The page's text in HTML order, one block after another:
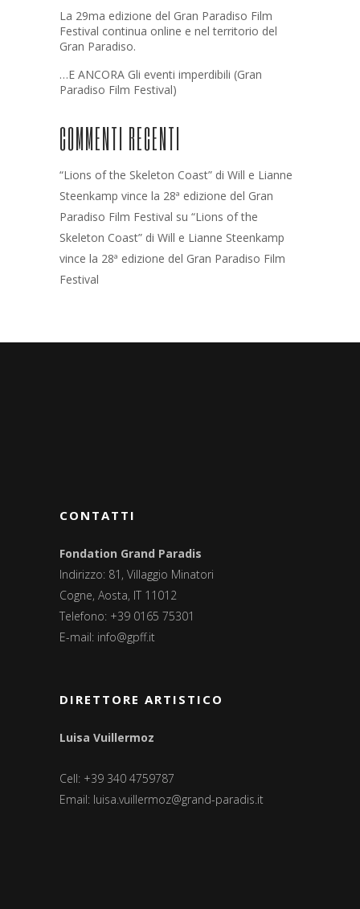
La 29ma edizione del Gran Paradiso Film
Festival continua online e nel territorio del
Gran Paradiso.
…E ANCORA Gli eventi imperdibili (Gran
Paradiso Film Festival)
COMMENTI RECENTI
“Lions of the Skeleton Coast” di Will e Lianne
Steenkamp vince la 28ª edizione del Gran
Paradiso Film Festival su “Lions of the
Skeleton Coast” di Will e Lianne Steenkamp
vince la 28ª edizione del Gran Paradiso Film
Festival
CONTATTI
Fondation Grand Paradis
Indirizzo: 81, Villaggio Minatori
Cogne, Aosta, IT 11012
Telefono: +39 0165 75301
E-mail: info@gpff.it
DIRETTORE ARTISTICO
Luisa Vuillermoz
Cell: +39 340 4759787
Email: luisa.vuillermoz@grand-paradis.it